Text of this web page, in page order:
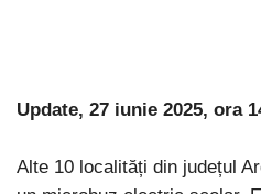
Update, 27 iunie 2025, ora
Alte 10 localități din județul